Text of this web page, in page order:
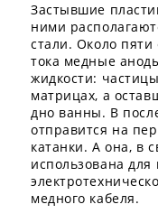
Застывшие
ними
стали. Около
тока медные
жидкости:
матрицах, а
дно ванны. В
отправится на
катанки. А она, в
использована для
медного кабеля.